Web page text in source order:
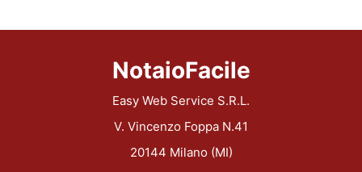
NotaioFacile
Easy Web Service S.R.L.
V. Vincenzo Foppa N.41
20144 Milano (MI)